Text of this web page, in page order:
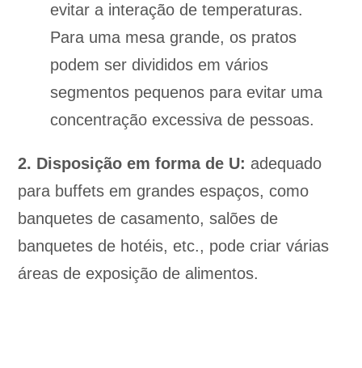
evitar a interação de temperaturas.
Para uma mesa grande, os pratos
podem ser divididos em vários
segmentos pequenos para evitar uma
concentração excessiva de pessoas.
2. Disposição em forma de U: adequado
para buffets em grandes espaços, como
banquetes de casamento, salões de
banquetes de hotéis, etc., pode criar várias
áreas de exposição de alimentos.